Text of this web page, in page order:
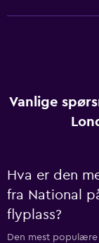
Vanlige
Hva er den
fra National
flyplass?
Den mest populære